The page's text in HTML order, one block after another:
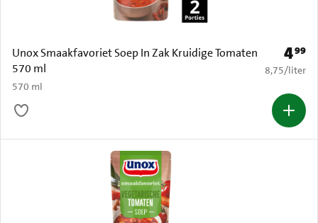
Unox Smaakfavoriet Soep In Zak Kruidige Tomaten
570 ml
570 ml
Prijs:
499
€ 8,75 per
8,75/liter